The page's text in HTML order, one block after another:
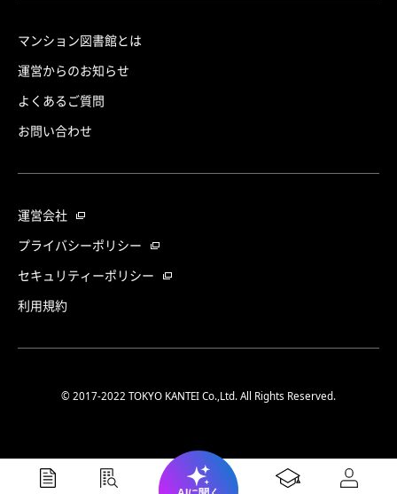
マンション図書館とは
運営からのお知らせ
よくあるご質問
お問い合わせ
運営会社
プライバシーポリシー
セキュリティーポリシー
利用規約
© 2017-2022 TOKYO KANTEI Co.,Ltd. All Rights Reserved.